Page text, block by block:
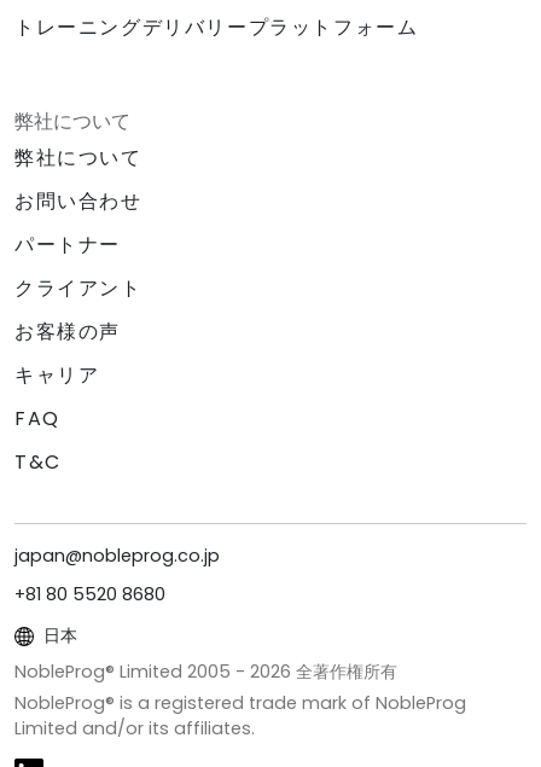
トレーニングデリバリープラットフォーム
弊社について
弊社について
お問い合わせ
パートナー
クライアント
お客様の声
キャリア
FAQ
T&C
japan@nobleprog.co.jp
+81 80 5520 8680
日本
NobleProg® Limited 2005 - 2026 全著作権所有
NobleProg® is a registered trade mark of NobleProg
Limited and/or its affiliates.